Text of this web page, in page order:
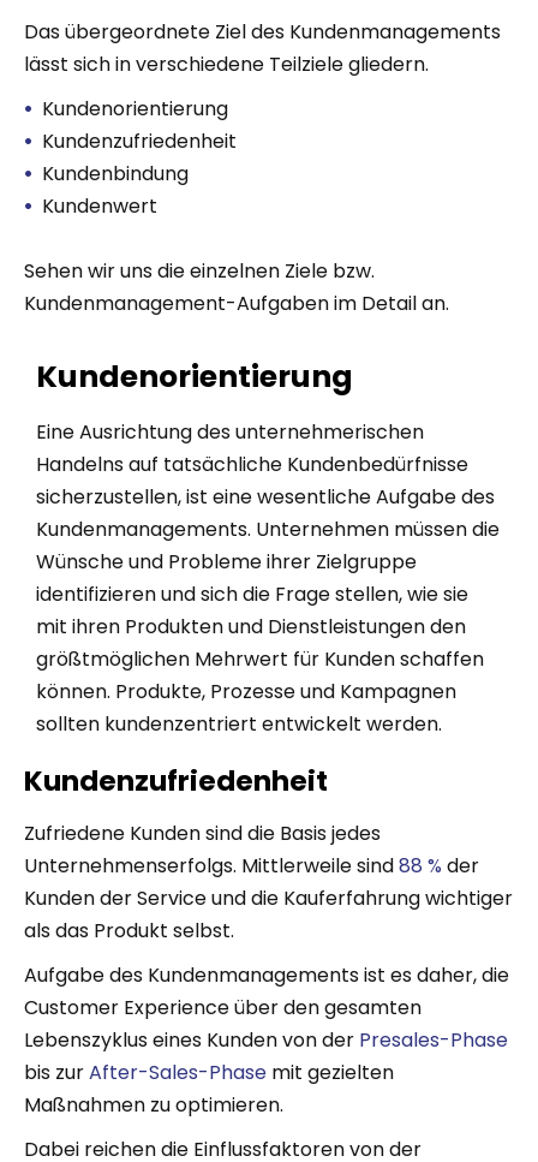
Das übergeordnete Ziel des Kundenmanagements
lässt sich in verschiedene Teilziele gliedern.
Kundenorientierung
Kundenzufriedenheit
Kundenbindung
Kundenwert
Sehen wir uns die einzelnen Ziele bzw.
Kundenmanagement-Aufgaben im Detail an.
Kundenorientierung
Eine Ausrichtung des unternehmerischen
Handelns auf tatsächliche Kundenbedürfnisse
sicherzustellen, ist eine wesentliche Aufgabe des
Kundenmanagements. Unternehmen müssen die
Wünsche und Probleme ihrer Zielgruppe
identifizieren und sich die Frage stellen, wie sie
mit ihren Produkten und Dienstleistungen den
größtmöglichen Mehrwert für Kunden schaffen
können. Produkte, Prozesse und Kampagnen
sollten kundenzentriert entwickelt werden.
Kundenzufriedenheit
Zufriedene Kunden sind die Basis jedes
Unternehmenserfolgs. Mittlerweile sind88 % der
Kunden der Service und die Kauferfahrung wichtiger
als das Produkt selbst.
Aufgabe des Kundenmanagements ist es daher, die
Customer Experience über den gesamten
Lebenszyklus eines Kunden von der Presales-Phase
bis zurAfter-Sales-Phase mit gezielten
Maßnahmen zu optimieren.
Dabei reichen die Einflussfaktoren von der